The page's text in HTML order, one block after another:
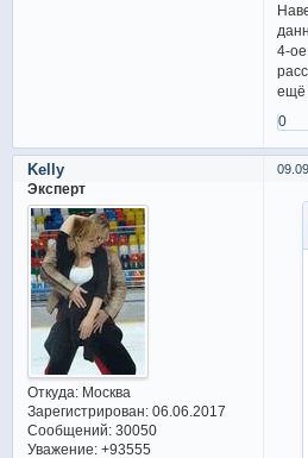
4-
ещё
0
Kelly
Эксперт
Откуда:Москва
Зарегистрирован: 06.06.2017
Сообщений:30050
Уважение: +93555